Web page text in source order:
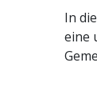
In
eine